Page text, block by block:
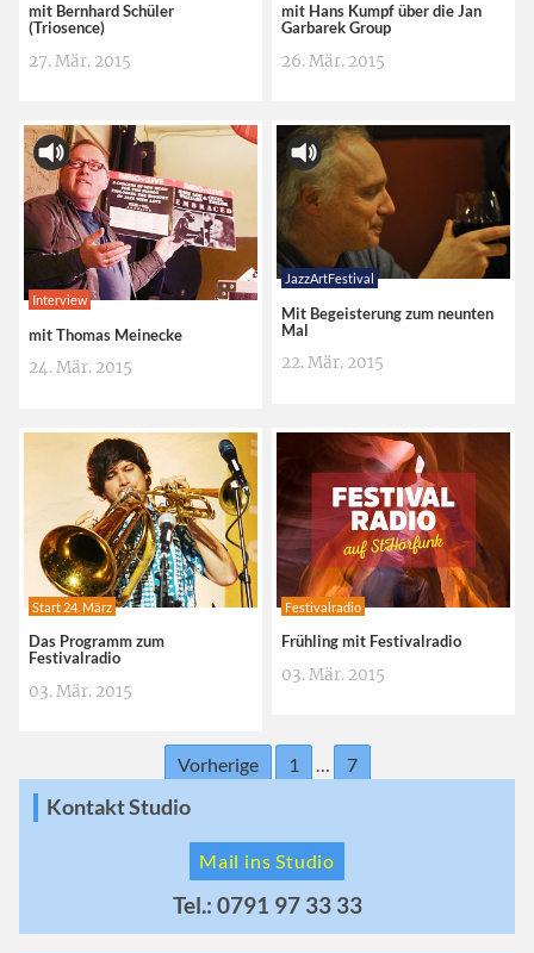
mit Bernhard Schüler
(Triosence)
27. Mär. 2015
mit Hans Kumpf über die Jan
Garbarek Group
26. Mär. 2015
Interview
mit Thomas Meinecke
24. Mär. 2015
JazzArtFestival
Mit Begeisterung zum neunten
Mal
22. Mär. 2015
Start 24. März
Das Programm zum
Festivalradio
03. Mär. 2015
Festivalradio
Frühling mit Festivalradio
03. Mär. 2015
Vorherige 1 … 7
Kontakt Studio
Mail ins Studio
Tel.: 0791 97 33 33